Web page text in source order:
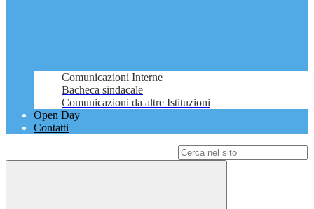
Comunicazioni Interne
Bacheca sindacale
Comunicazioni da altre Istituzioni
Open Day
Contatti